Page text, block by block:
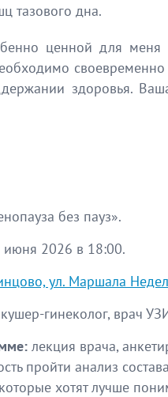
тазового дна.
ценной для
своевременно
здоровья.
без пауз».
2026 в 18:00.
ул. Маршала
гинеколог, врач
лекция врача,
пройти анализ
хотят лучше